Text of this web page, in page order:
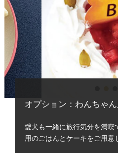
オプション：わんちゃ
愛犬も一緒に旅行気分を満喫
用のごはんとケーキをご用意